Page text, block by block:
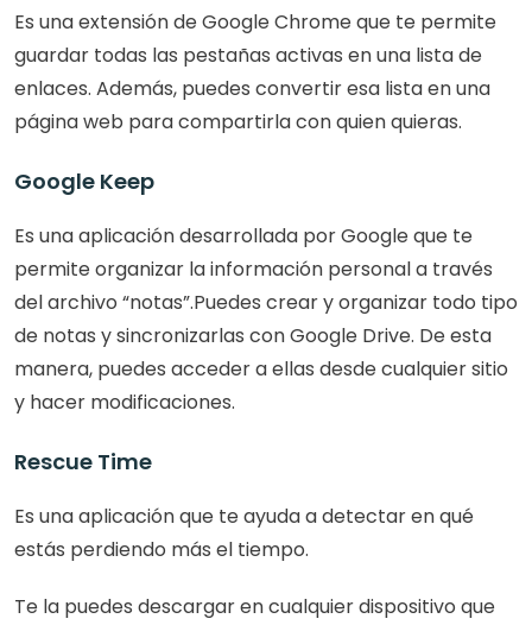
Es una extensión de Google Chrome que te permite
guardar todas las pestañas activas en una lista de
enlaces. Además, puedes convertir esa lista en una
página web para compartirla con quien quieras.
Google Keep
Es una aplicación desarrollada por Google que te
permite organizar la información personal a través
del archivo “notas”.Puedes crear y organizar todo tipo
de notas y sincronizarlas con Google Drive. De esta
manera, puedes acceder a ellas desde cualquier sitio
y hacer modificaciones.
Rescue Time
Es una aplicación que te ayuda a detectar en qué
estás perdiendo más el tiempo.
Te la puedes descargar en cualquier dispositivo que